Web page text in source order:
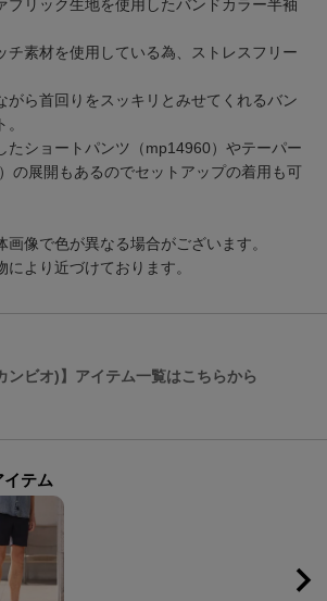
ブリック生地を使用したバンドカラー半袖
チ素材を使用している為、ストレスフリー
がら首回りをスッキリとみせてくれるバン
たショートパンツ（mp14960）やテーパー
の展開もあるのでセットアップの着用も可
像で色が異なる場合がございます。
より近づけております。
ンビオ)】アイテム一覧はこちらから
イテム